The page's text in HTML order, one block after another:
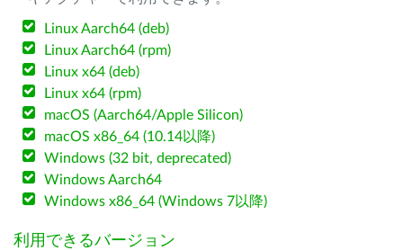
Linux Aarch64 (deb)
Linux Aarch64 (rpm)
Linux x64 (deb)
Linux x64 (rpm)
macOS (Aarch64/Apple Silicon)
macOS x86_64 (10.14以降)
Windows (32 bit, deprecated)
Windows Aarch64
Windows x86_64 (Windows 7以降)
利用できるバージョン